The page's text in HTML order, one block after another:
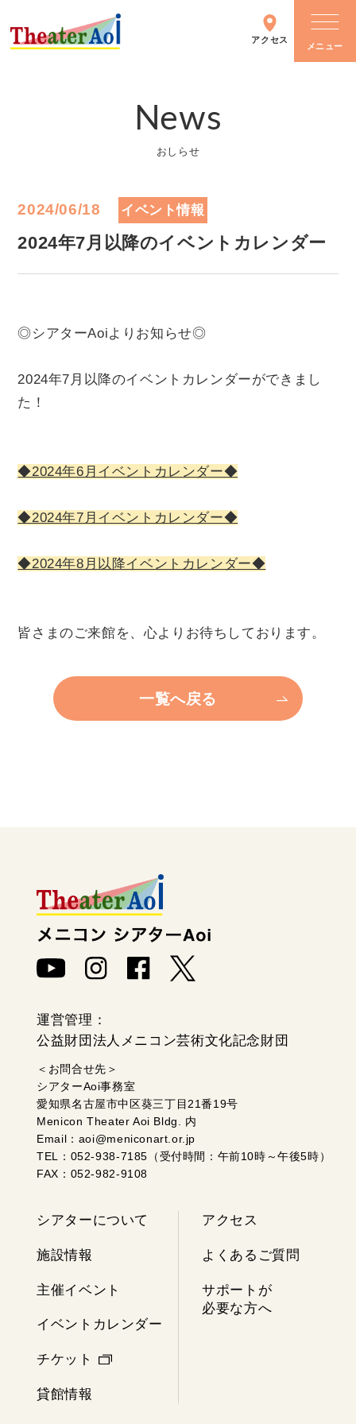
シアターについて
主催イベント
よくあるご質問
サイトポリシー
アクセス
News
おしらせ
2024/06/18 イベント情報
2024年7月以降のイベントカレンダー
◎シアターAoiよりお知らせ◎
2024年7月以降のイベントカレンダーができまし
た！
◆2024年6月イベントカレンダー◆
◆2024年7月イベントカレンダー◆
◆2024年8月以降イベントカレンダー◆
皆さまのご来館を、心よりお待ちしております。
一覧へ戻る
運営管理：
公益財団法人メニコン芸術文化記念財団
＜お問合せ先＞
シアターAoi事務室
愛知県名古屋市中区葵三丁目21番19号
Menicon Theater Aoi Bldg. 内
Email：aoi@meniconart.or.jp
TEL：052-938-7185（受付時間：午前10時～午後5時）
FAX：052-982-9108
シアターについて
施設情報
主催イベント
イベントカレンダー
チケット
貸館情報
アクセス
よくあるご質問
サポートが
必要な方へ